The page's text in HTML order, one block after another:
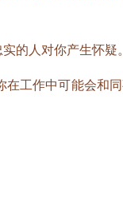
的人对你产生怀疑。
工作中可能会和